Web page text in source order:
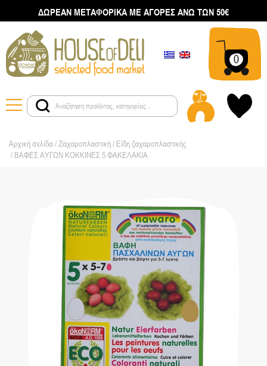
ΔΩΡΕΑΝ ΜΕΤΑΦΟΡΙΚΑ ΜΕ ΑΓΟΡΕΣ ΑΝΩ ΤΩΝ 50€
0
Αρχική σελίδα/Ζαχαροπλαστική/ Είδη ζαχαροπλαστικής
/ ΒΑΦΕΣ ΑΥΓΩΝ ΚΟΚΚΙΝΕΣ 5 ΦΑΚΕΛΑΚΙΑ